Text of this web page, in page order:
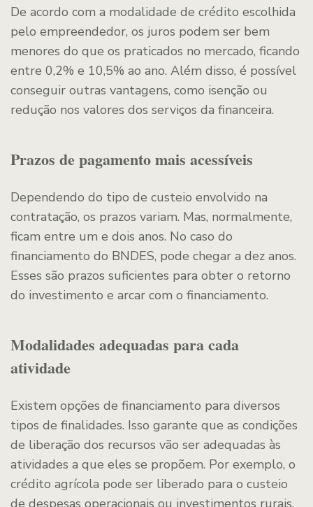
De acordo com a modalidade de crédito escolhida
pelo empreendedor, os juros podem ser bem
menores do que os praticados no mercado, ficando
entre 0,2% e 10,5% ao ano. Além disso, é possível
conseguir outras vantagens, como isenção ou
redução nos valores dos serviços da financeira.
Prazos de pagamento mais acessíveis
Dependendo do tipo de custeio envolvido na
contratação, os prazos variam. Mas, normalmente,
ficam entre um e dois anos. No caso do
financiamento do BNDES, pode chegar a dez anos.
Esses são prazos suficientes para obter o retorno
do investimento e arcar com o financiamento.
Modalidades adequadas para cada
atividade
Existem opções de financiamento para diversos
tipos de finalidades. Isso garante que as condições
de liberação dos recursos vão ser adequadas às
atividades a que eles se propõem. Por exemplo, o
crédito agrícola pode ser liberado para o custeio
de despesas operacionais ou investimentos rurais.